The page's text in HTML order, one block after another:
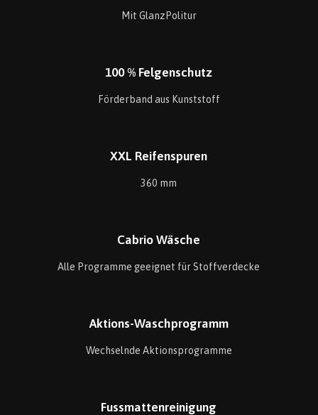
Mit GlanzPolitur
100 % Felgenschutz
Förderband aus Kunststoff
XXL Reifenspuren
360 mm
Cabrio Wäsche
Alle Programme geeignet für Stoffverdecke
Aktions-Waschprogramm
Wechselnde Aktionsprogramme
Fussmattenreinigung